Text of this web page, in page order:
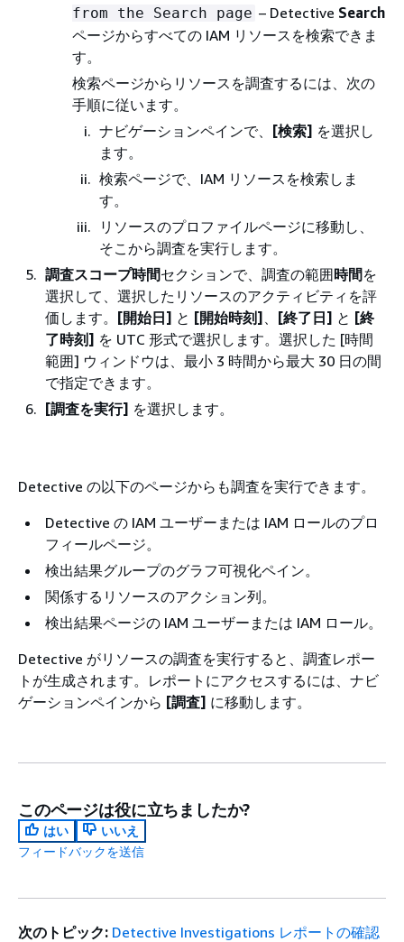
from the Search page – Detective Search
ページからすべての IAM リソースを検索できま
す。
検索ページからリソースを調査するには、次の
手順に従います。
ナビゲーションペインで、
[検索] を選択し
ます。
検索ページで、IAM リソースを検索しま
す。
リソースのプロファイルページに移動し、
そこから調査を実行します。
調査スコープ時間セクションで、調査の範囲時間 を
選択して、選択したリソースのアクティビティを評
価します。
[開始日] と [開始時刻] 、 [終了日] と [終
了時刻] を UTC 形式で選択します。選択した [時間
範囲] ウィンドウは、最小 3 時間から最大 30 日の間
で指定できます。
[調査を実行] を選択します。
Detective の以下のページからも調査を実行できます。
Detective の IAM ユーザーまたは IAM ロールのプロ
フィールページ。
検出結果グループのグラフ可視化ペイン。
関係するリソースのアクション列。
検出結果ページの IAM ユーザーまたは IAM ロール。
Detective がリソースの調査を実行すると、調査レポー
トが生成されます。レポートにアクセスするには、ナビ
ゲーションペインから [調査] に移動します。
このページは役に立ちましたか?
はい
いいえ
フィードバックを送信
次のトピック: Detective Investigations レポートの確認